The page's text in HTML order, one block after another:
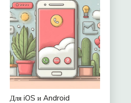
Для iOS и Android